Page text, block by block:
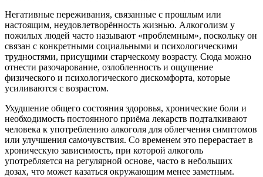
Негативные переживания, связанные с прошлым или
настоящим, неудовлетворённость жизнью. Алкоголизм у
пожилых людей часто называют «проблемным», поскольку он
связан с конкретными социальными и психологическими
трудностями, присущими старческому возрасту. Сюда можно
отнести разочарование, озлобленность и ощущение
физического и психологического дискомфорта, которые
усиливаются с возрастом.
Ухудшение общего состояния здоровья, хронические боли и
необходимость постоянного приёма лекарств подталкивают
человека к употреблению алкоголя для облегчения симптомов
или улучшения самочувствия. Со временем это перерастает в
хроническую зависимость, при которой алкоголь
употребляется на регулярной основе, часто в небольших
дозах, что может казаться окружающим менее заметным.